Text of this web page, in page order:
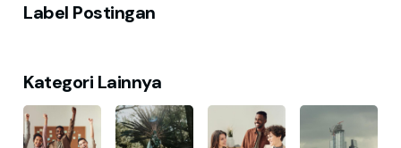
Label Postingan
Kategori Lainnya